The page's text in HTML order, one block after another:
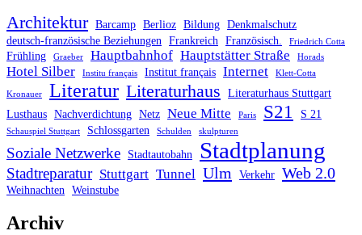
Architektur Barcamp Berlioz Bildung Denkmalschutz
deutsch-französische Beziehungen
Frankreich Französisch. Friedrich Cotta
Frühling Graeber Hauptbahnhof Hauptstätter Straße Horads
Hotel Silber Institu français Institut français Internet Klett-Cotta
Kronauer Literatur Literaturhaus
Literaturhaus Stuttgart
Lusthaus Nachverdichtung Netz Neue Mitte Paris S21 S 21
Schauspiel Stuttgart Schlossgarten Schulden skulpturen
Soziale Netzwerke Stadtautobahn Stadtplanung
Stadtreparatur Stuttgart Tunnel Ulm Verkehr Web 2.0
Weihnachten Weinstube
Archiv